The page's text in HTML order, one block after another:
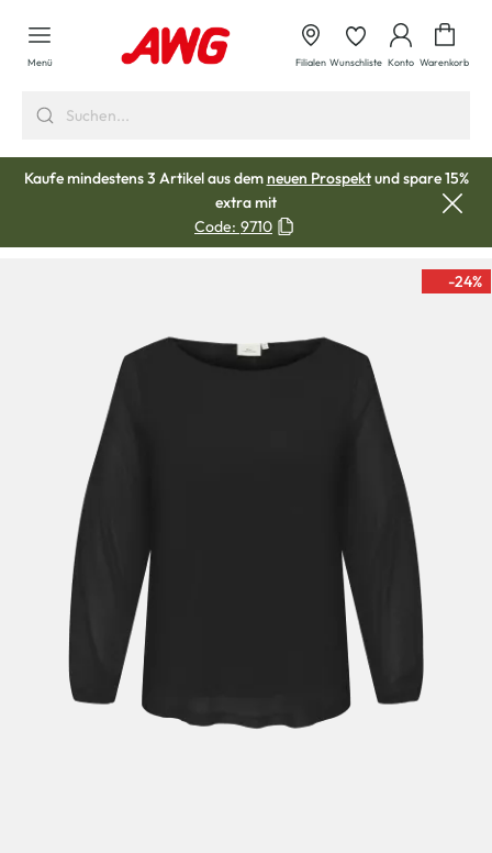
springen
Menü Filialen Wunschliste Konto Warenkorb
Kaufe mindestens 3 Artikel aus demneuen Prospektund spare 15%
extra mit
Code: 9710
-24%